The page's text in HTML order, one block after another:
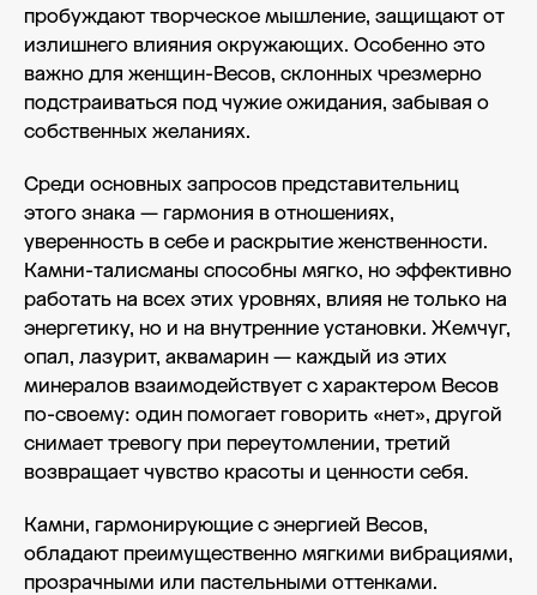
пробуждают творческое мышление, защищают от
излишнего влияния окружающих. Особенно это
важно для женщин-Весов, склонных чрезмерно
подстраиваться под чужие ожидания, забывая о
собственных желаниях.
Среди основных запросов представительниц
этого знака — гармония в отношениях,
уверенность в себе и раскрытие женственности.
Камни-талисманы способны мягко, но эффективно
работать на всех этих уровнях, влияя не только на
энергетику, но и на внутренние установки. Жемчуг,
опал, лазурит, аквамарин — каждый из этих
минералов взаимодействует с характером Весов
по-своему: один помогает говорить «нет», другой
снимает тревогу при переутомлении, третий
возвращает чувство красоты и ценности себя.
Камни, гармонирующие с энергией Весов,
обладают преимущественно мягкими вибрациями,
прозрачными или пастельными оттенками.